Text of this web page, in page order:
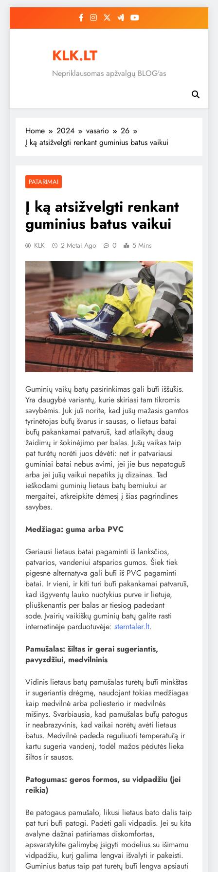
KLK.LT
Nepriklausomas apžvalgų BLOG'as
Home 2024 vasario
26
Į ką atsižvelgti renkant guminius batus vaikui
PATARIMAI
Į ką atsižvelgti renkant
guminius batus vaikui
KLK 2 Metai Ago 0 5 Mins
Guminių vaikų batų pasirinkimas gali būti iššūkis.
Yra daugybė variantų, kurie skiriasi tam tikromis
savybėmis. Juk jūs norite, kad jūsų mažasis gamtos
tyrinėtojas būtų švarus ir sausas, o lietaus batai
būtų pakankamai patvarūs, kad atlaikytų daug
žaidimų ir šokinėjimo per balas. Jūsų vaikas taip
pat turėtų norėti juos dėvėti: net ir patvariausi
guminiai batai nebus avimi, jei jie bus nepatogūs
arba jei jūsų vaikui nepatiks jų dizainas. Tad
ieškodami guminių lietaus batų berniukui ar
mergaitei, atkreipkite dėmesį į šias pagrindines
savybes.
Medžiaga: guma arba PVC
Geriausi lietaus batai pagaminti iš lanksčios,
patvarios, vandeniui atsparios gumos. Šiek tiek
pigesnė alternatyva gali būti iš PVC pagaminti
batai. Ir vieni, ir kiti turi būti pakankamai patvarūs,
kad išgyventų lauko nuotykius purve ir lietuje,
pliuškenantis per balas ar tiesiog padedant
sode. Įvairių vaikiškų guminių batų galite rasti
internetinėje parduotuvėje: sterntaler.lt.
Pamušalas: šiltas ir gerai sugeriantis,
pavyzdžiui, medvilninis
Vidinis lietaus batų pamušalas turėtų būti minkštas
ir sugeriantis drėgmę, naudojant tokias medžiagas
kaip medvilnė arba poliesterio ir medvilnės
mišinys. Svarbiausia, kad pamušalas būtų patogus
ir neabrazyvinis, kad vaikai norėtų avėti lietaus
batus. Medvilnė padeda reguliuoti temperatūrą ir
kartu sugeria vandenį, todėl mažos pėdutės lieka
šiltos ir sausos.
Patogumas: geros formos, su vidpadžiu (jei
reikia)
Be patogaus pamušalo, likusi lietaus bato dalis taip
pat turi būti patogi. Padėti gali vidpadis. Jei su kita
avalyne dažnai patiriamas diskomfortas,
apsvarstykite galimybę įsigyti modelius su išimamu
vidpadžiu, kurį galima lengvai išvalyti ir pakeisti.
Guminius batus taip pat turėtų būti lengva apsiauti